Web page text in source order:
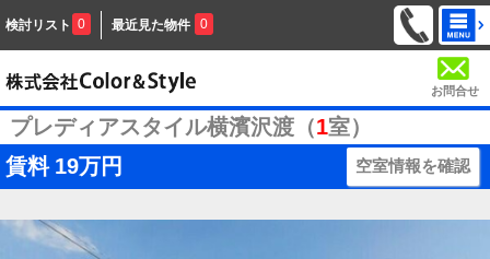
検討リスト 0 最近見た物件 0
お問合せ
プレディアスタイル横濱沢渡（1室）
賃料 19万円 空室情報を確認